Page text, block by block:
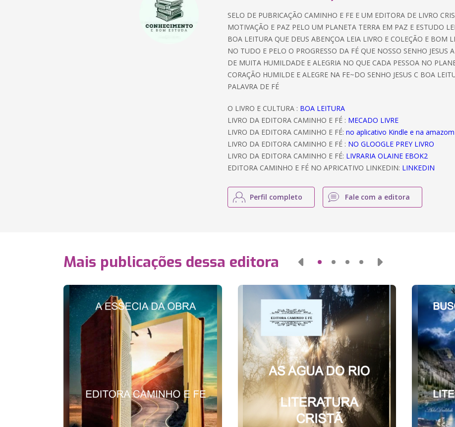
SELO DE PUBRICAÇÃO CAMINHO E FE E UM EDITORA DE LIVRO
MOTIVAÇÃO E PAZ PELO UM PLANETA TERRA EM PAZ E ESTUDO
BOA LEITURA QUE DEUS ABENÇOA LEIA LIVRO E COLEÇÃO E BOM
NO TUDO E PELO O PROGRESSO DA FÉ QUE NOSSO SENHO JESUS
DE MUITA HUMILDADE E ALEGRIA NO QUE CADA PESSOA NO
CORAÇÃO HUMILDE E ALEGRE NA FE~DO SENHO JESUS C BOA
PALAVRA DE FÉ
O LIVRO E CULTURA : BOA LEITURA
LIVRO DA EDITORA CAMINHO E FÉ : MECADO LIVRE
LIVRO DA EDITORA CAMINHO E FÉ:no aplicativo Kindle e na amazom
LIVRO DA EDITORA CAMINHO E FÉ : NO GLOOGLE PREY LIVRO
LIVRO DA EDITORA CAMINHO E FÉ: LIVRARIA OLAINE EBOK2
EDITORA CAMINHO E FÉ NO APRICATIVO LINKEDIN: LINKEDIN
Perfil completo Fale com a editora
Mais publicações dessa editora